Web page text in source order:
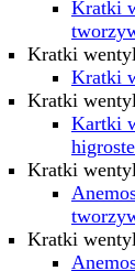
Kratki
Kratki
Kratki
Kratki
Kartki
Kratki
Kratki